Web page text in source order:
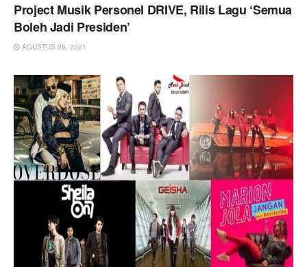
Project Musik Personel DRIVE, Rilis Lagu ‘Semua
Boleh Jadi Presiden’
AGUSTUS 26, 2021